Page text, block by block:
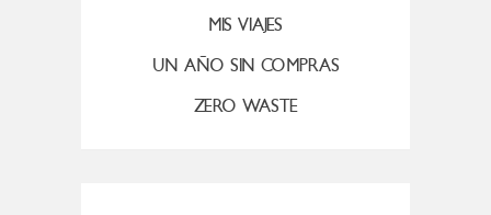
MIS VIAJES
UN AÑO SIN COMPRAS
ZERO WASTE